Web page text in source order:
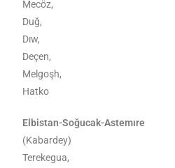
Mecöz,
Duğ,
Dıw,
Deçen,
Melgoşh,
Hatko
Elbistan-Soğucak-Astemıre
(Kabardey)
Terekegua,